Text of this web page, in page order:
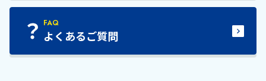
FAQ
よくあるご質問